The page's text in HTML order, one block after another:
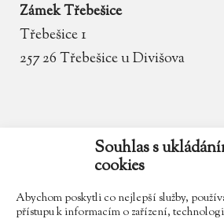
Souhlas s
cookies
Abychom poskytli co nejlepší služby,
přístupu k informacím o zařízení,
Zámek Třebešice
Třebešice 1
257 26 Třebešice u Divišova
zamek.trebesice@volny.cz
602 354 467